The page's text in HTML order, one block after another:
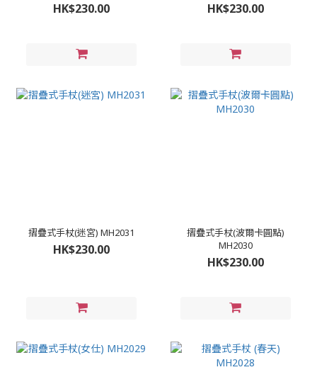
HK$230.00 HK$230.00
摺疊式手杖(迷宮) MH2031
HK$230.00
摺疊式手杖(波爾卡圓點)
MH2030
HK$230.00